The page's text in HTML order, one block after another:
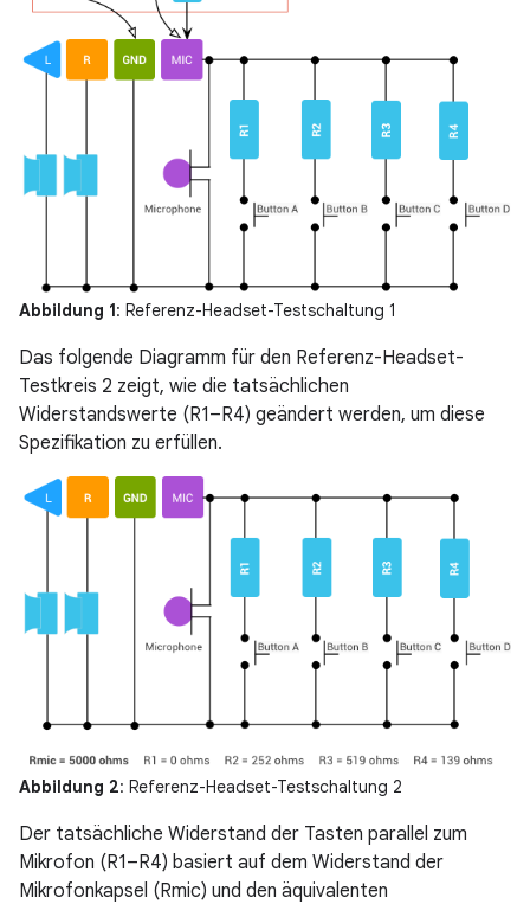
Abbildung 1: Referenz-Headset-Testschaltung 1
Das folgende Diagramm für den Referenz-Headset-
Testkreis 2 zeigt, wie die tatsächlichen
Widerstandswerte (R1–R4) geändert werden, um diese
Spezifikation zu erfüllen.
Abbildung 2: Referenz-Headset-Testschaltung 2
Der tatsächliche Widerstand der Tasten parallel zum
Mikrofon (R1–R4) basiert auf dem Widerstand der
Mikrofonkapsel (Rmic) und den äquivalenten